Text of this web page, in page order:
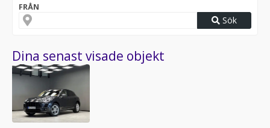
FRÅN
Sök
Dina senast visade objekt